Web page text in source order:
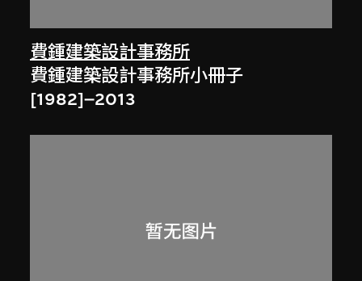
費鍾建築設計事務所
費鍾建築設計事務所小冊子
[1982]–2013